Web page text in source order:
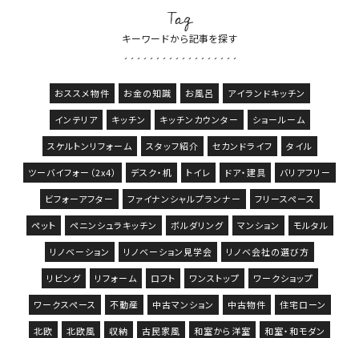
Tag
キーワードから記事を探す
おススメ物件 お金の知識 お風呂 アイランドキッチン
インテリア キッチン キッチンカウンター ショールーム
スケルトンリフォーム スタッフ紹介 セカンドライフ タイル
ツーバイフォー（2x4） デスク・机 トイレ ドア・建具 バリアフリー
ビフォーアフター ファイナンシャルプランナー フリースペース
ペット ペニンシュラキッチン ボルダリング マンション モルタル
リノベーション リノベーション見学会 リノベ会社の選び方
リビング リフォーム ロフト ワンストップ ワークショップ
ワークスペース 不動産 中古マンション 中古物件 住宅ローン
北欧 北欧風 収納 古民家風 和室から洋室 和室・和モダン